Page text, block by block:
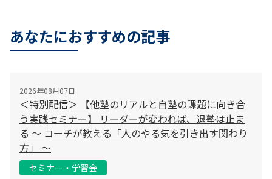
あなたにおすすめの記事
2026年08月07日
＜特別配信＞ 【他塾のリアルと自塾の課題に向き合
う実践セミナー】 リーダーが変われば、退塾は止ま
る 〜 コーチが教える「人のやる気を引き出す関わり
方」 〜
セミナー・学習会